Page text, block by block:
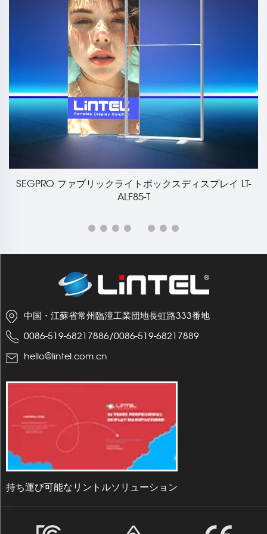
SEGPRO ファブリックライトボックスディスプレイ LT-
ALF85-T
中国・江蘇省常州臨潼工業団地長虹路333番地
0086-519-68217886/0086-519-68217889
hello@lintel.com.cn
持ち運び可能なリントルソリューション